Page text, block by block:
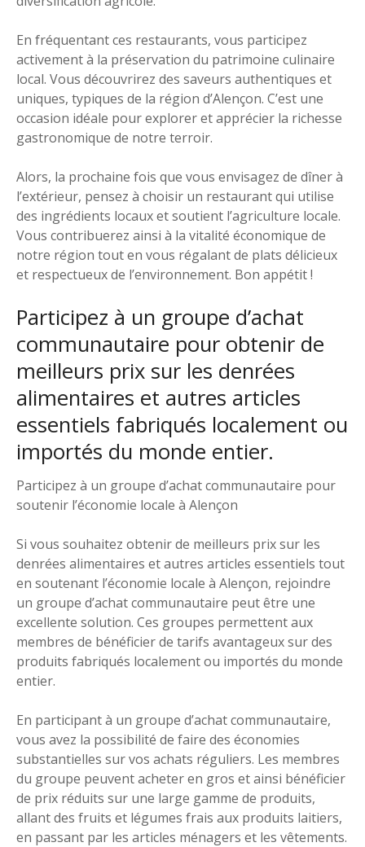
En fréquentant ces restaurants, vous participez
activement à la préservation du patrimoine culinaire
local. Vous découvrirez des saveurs authentiques et
uniques, typiques de la région d’Alençon. C’est une
occasion idéale pour explorer et apprécier la richesse
gastronomique de notre terroir.
Alors, la prochaine fois que vous envisagez de dîner à
l’extérieur, pensez à choisir un restaurant qui utilise
des ingrédients locaux et soutient l’agriculture locale.
Vous contribuerez ainsi à la vitalité économique de
notre région tout en vous régalant de plats délicieux
et respectueux de l’environnement. Bon appétit !
Participez à un groupe d’achat
communautaire pour obtenir de
meilleurs prix sur les denrées
alimentaires et autres articles
essentiels fabriqués localement ou
importés du monde entier.
Participez à un groupe d’achat communautaire pour
soutenir l’économie locale à Alençon
Si vous souhaitez obtenir de meilleurs prix sur les
denrées alimentaires et autres articles essentiels tout
en soutenant l’économie locale à Alençon, rejoindre
un groupe d’achat communautaire peut être une
excellente solution. Ces groupes permettent aux
membres de bénéficier de tarifs avantageux sur des
produits fabriqués localement ou importés du monde
entier.
En participant à un groupe d’achat communautaire,
vous avez la possibilité de faire des économies
substantielles sur vos achats réguliers. Les membres
du groupe peuvent acheter en gros et ainsi bénéficier
de prix réduits sur une large gamme de produits,
allant des fruits et légumes frais aux produits laitiers,
en passant par les articles ménagers et les vêtements.